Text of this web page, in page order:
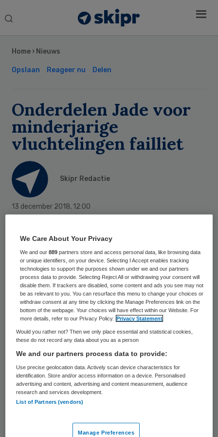
Search
Home › Nieuws
Opslaan Reageer nu Delen
Onderdelen Jade voor
minderjarige
vluchtelingen failliet
Skipr Redactie
13 december 2018, 12:00
De delen van Zorggroep Jade die
alleenstaande minderjarige vluchtelingen
opvangen en scholing bieden, zijn failliet
verklaard. De stichtingen Jade Noord, Jade
Flevoland en Jade AMV boden hun
doelgroep kleinschalige woonlocaties in het
noorden van het land en in Flevoland.
Jade kwam met het aanbod voor amv’s
zwaar weertoen de zorggroep de
aanbesteding van de opvang en het
onderwijs voor amv’s in het noorden
ondanks rechtszaken kwijtraakte ten
gunste van de stichting Elker in Groningen.
Sidebar
We Care About Your Privacy
We and our889 partners store and access personal data, like browsing data
or unique identifiers, on your device. Selecting I Accept enables tracking
technologies to support the purposes shown under we and our partners
process data to provide. Selecting Reject All or withdrawing your consent will
disable them. If trackers are disabled, some content and ads you see may not
be as relevant to you. You can resurface this menu to change your choices or
withdraw consent at any time by clicking the Manage Preferences link on the
bottom of the webpage. Your choices will have effect within our Website. For
more details, refer to our Privacy Policy.
Privacy Statement
Would you rather not? Then we only place essential and statistical cookies,
these do not record any data about you as a person
We and our partners process data to provide:
Use precise geolocation data. Actively scan device characteristics for
identification. Store and/or access information on a device. Personalised
advertising and content, advertising and content measurement, audience
research and services development.
List of Partners (vendors)
Manage Preferences